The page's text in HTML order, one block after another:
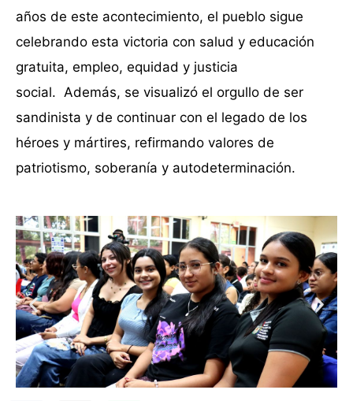
años de este acontecimiento, el pueblo sigue
celebrando esta victoria con salud y educación
gratuita, empleo, equidad y justicia
social. Además, se visualizó el orgullo de ser
sandinista y de continuar con el legado de los
héroes y mártires, refirmando valores de
patriotismo, soberanía y autodeterminación.